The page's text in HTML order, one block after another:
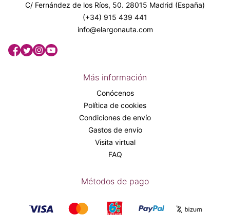
C/ Fernández de los Ríos, 50. 28015 Madrid (España)
(+34) 915 439 441
info@elargonauta.com
Más información
Conócenos
Política de cookies
Condiciones de envío
Gastos de envío
Visita virtual
FAQ
Métodos de pago